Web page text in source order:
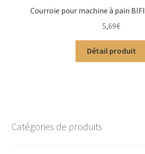
Courroie pour machine à pain
5,69€
Détail produit
Catégories de produits